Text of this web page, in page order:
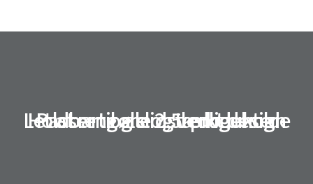
Holdbart og slidstærkt design
Passer til alle 2,5l produkter
Let at rengøre og vedligeholde